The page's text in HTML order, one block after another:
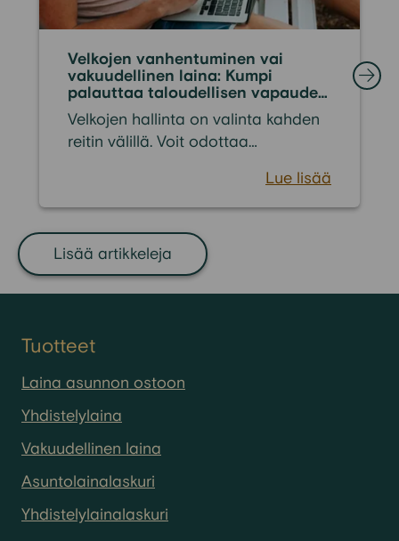
Velkojen vanhentuminen vai
vakuudellinen laina: Kumpi
palauttaa taloudellisen vapauden
nopeammin?
Velkojen hallinta on valinta kahden
reitin välillä. Voit odottaa
aktiivista ratkaisua tilanteen
korjaamiseksi. Suomessa velkojen
lopullinen vanhentuminen kestää
yleensä 15-20 vuotta. Se on pitkä
aika elää ulosoton tai perinnän
piirissä ilman mahdollisuutta
Lue lisää
Lisää artikkeleja
Tuotteet
Laina asunnon ostoon
Yhdistelylaina
Vakuudellinen laina
Asuntolainalaskuri
Yhdistelylainalaskuri